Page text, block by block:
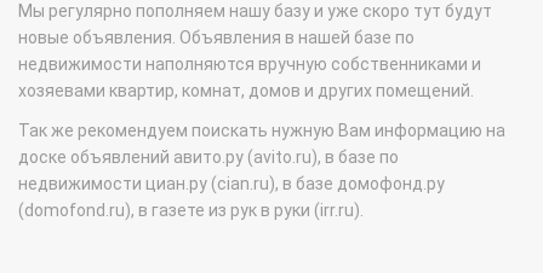
Мы регулярно пополняем нашу базу и уже скоро тут будут
новые объявления. Объявления в нашей базе по
недвижимости наполняются вручную собственниками и
хозяевами квартир, комнат, домов и других помещений.
Так же рекомендуем поискать нужную Вам информацию на
доске объявлений авито.ру (avito.ru), в базе по
недвижимости циан.ру (cian.ru), в базе домофонд.ру
(domofond.ru), в газете из рук в руки (irr.ru).